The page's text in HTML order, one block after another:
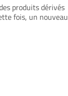
produits dérivés
fois, un nouveau